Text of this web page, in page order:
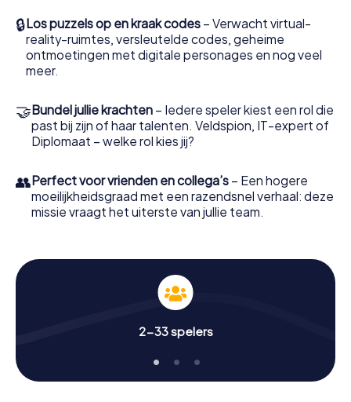
wereld van spionage en geheime agenten en verander
Estepona in een escaperoom in de buitenlucht!
🔒Los puzzels op en kraak codes – Verwacht virtual-
reality-ruimtes, versleutelde codes, geheime
ontmoetingen met digitale personages en nog veel
meer.
🤝Bundel jullie krachten – Iedere speler kiest een rol die
past bij zijn of haar talenten. Veldspion, IT-expert of
Diplomaat – welke rol kies jij?
👥Perfect voor vrienden en collega’s – Een hogere
moeilijkheidsgraad met een razendsnel verhaal: deze
missie vraagt het uiterste van jullie team.
2-33 spelers